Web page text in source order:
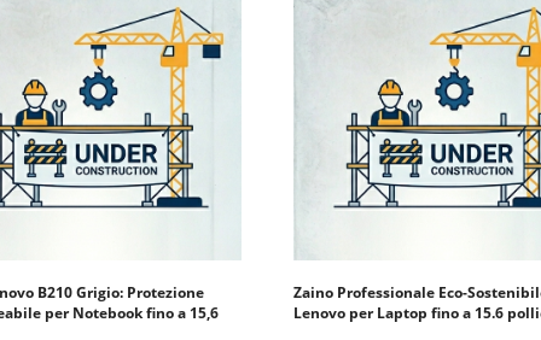
B210 Grigio: Protezione
per Notebook fino a 15,6
Zaino Professionale Eco-
Lenovo per Laptop fino a 15.6